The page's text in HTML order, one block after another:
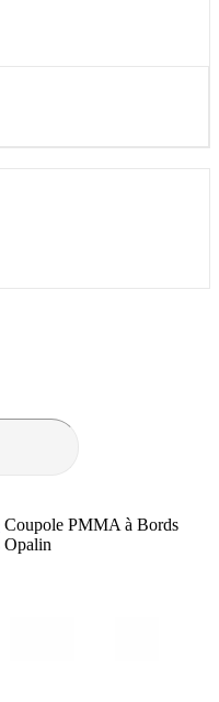
Coupole PMMA à Bords
Opalin